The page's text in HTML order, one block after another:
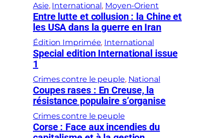
Asie, International, Moyen-Orient
Entre lutte et collusion : la Chine et
les USA dans la guerre en Iran
Édition Imprimée, International
Special edition International issue
1
Crimes contre le peuple, National
Coupes rases : En Creuse, la
résistance populaire s’organise
Crimes contre le peuple
Corse : Face aux incendies du